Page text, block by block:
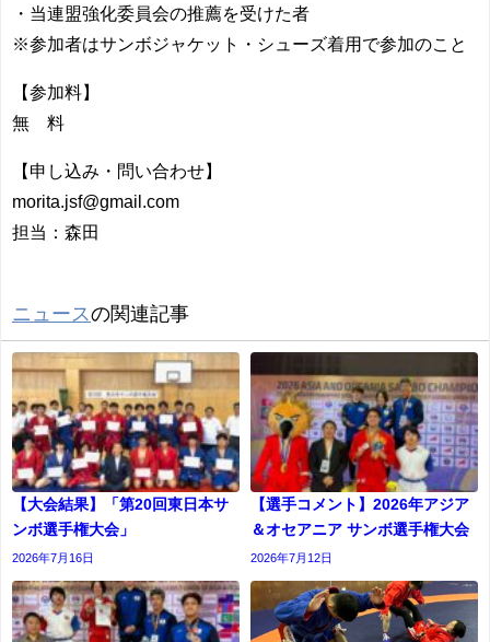
・当連盟強化委員会の推薦を受けた者
※参加者はサンボジャケット・シューズ着用で参加のこと
【参加料】
無 料
【申し込み・問い合わせ】
morita.jsf@gmail.com
担当：森田
ニュースの関連記事
【大会結果】「第20回東日本サ
ンボ選手権大会」
2026年7月16日
【選手コメント】2026年アジア
＆オセアニア サンボ選手権大会
2026年7月12日